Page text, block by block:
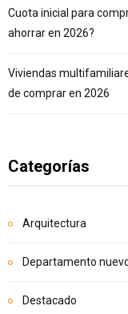
Cuota inicial para
ahorrar en 2026?
Viviendas
de comprar en 2026
Categorías
Arquitectura
Departamento
Destacado